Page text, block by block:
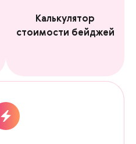
Калькулятор
стоимости бейджей